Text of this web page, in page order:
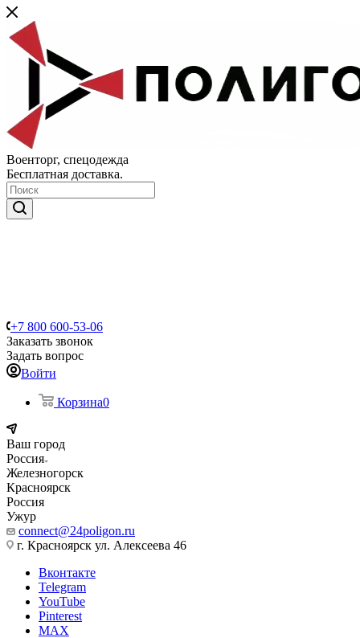
Военторг, спецодежда
Бесплатная доставка.
+7 800 600-53-06
Заказать звонок
Задать вопрос
Войти
Корзина0
Ваш город
Россия
Железногорск
Красноярск
Россия
Ужур
connect@24poligon.ru
г. Красноярск ул. Алексеева 46
Вконтакте
Telegram
YouTube
Pinterest
MAX